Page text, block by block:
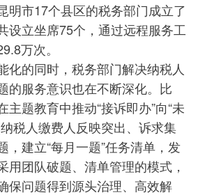
明市17个县区的税务部门成立了
设立坐席75个，通过远程服务工
万次。
的同时，税务部门解决纳税人
的服务意识也在不断深化。比
题教育中推动“接诉即办”向“未
税人缴费人反映突出、诉求集
，建立“每月一题”任务清单，发
用团队破题、清单管理的模式，
保问题得到源头治理、高效解